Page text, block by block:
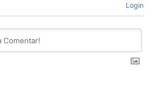
Login